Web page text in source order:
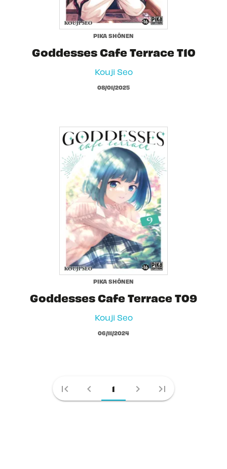
PIKA SHÔNEN
Goddesses Cafe Terrace T10
Kouji Seo
08/01/2025
PIKA SHÔNEN
Goddesses Cafe Terrace T09
Kouji Seo
06/11/2024
first_page chevron_left 1 chevron_right last_page